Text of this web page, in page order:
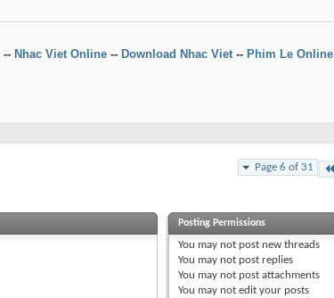
-- Nhac Viet Online -- Download Nhac Viet-- Phim Le Online
Page 6 of 31
Posting Permissions
You may not post new threads
You may not post replies
You may not post attachments
You may not edit your posts